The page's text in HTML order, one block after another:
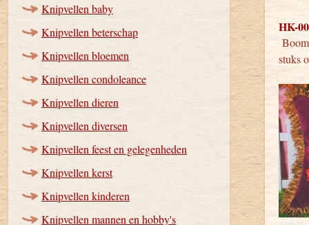
Knipvellen baby
Knipvellen beterschap
Knipvellen bloemen
Knipvellen condoleance
Knipvellen dieren
Knipvellen diversen
Knipvellen feest en gelegenheden
Knipvellen kerst
Knipvellen kinderen
Knipvellen mannen en hobby's
HK-
stuks